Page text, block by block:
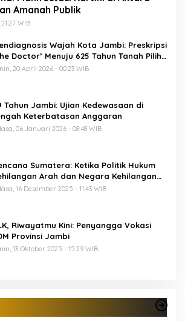
Amanah Publik
WIB
Wajah Kota Jambi: Preskripsi
Doctor’ Menuju 625 Tahun Tanah Pilih
Batuah
20 April 2026 - 00:23 WIB
Tahun Jambi: Ujian Kedewasaan di
Keterbatasan Anggaran
06 Januari 2026 - 08:48 WIB
Sumatera: Ketika Politik Hukum
Arah dan Negara Kehilangan
16 Desember 2025 - 11:43 WIB
Riwayatmu Kini: Penyangga Vokasi
Provinsi Jambi
13 Oktober 2025 - 15:29 WIB